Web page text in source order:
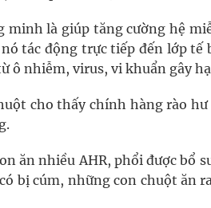
minh là giúp tăng cường hệ
tác động trực tiếp đến lớp tế
ô nhiễm, virus, vi khuẩn gây
cho thấy chính hàng rào
ăn nhiều AHR, phổi được bổ
bị cúm, những con chuột ăn